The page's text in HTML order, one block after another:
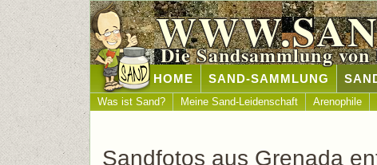
Die Sandsammlung
HOME SAND-SAMMLUNG
Was ist Sand? Meine Sand-Leidenschaft Arenophile
Sandfotos aus Grenada